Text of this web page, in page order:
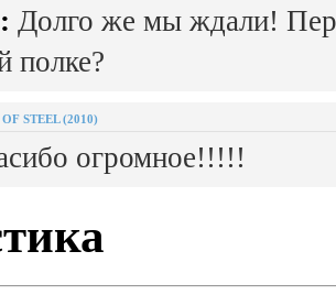
Долго же мы ждали!
полке?
STEEL (2010)
огромное!!!!!